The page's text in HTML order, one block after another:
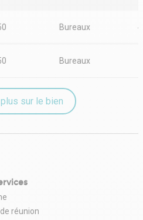
Bureaux
Bureaux
sur le bien
réunion